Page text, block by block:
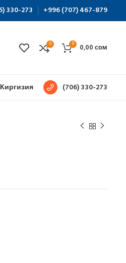
330-273 +996 (707) 467-879
0 0 0,00сом
(706) 330-273